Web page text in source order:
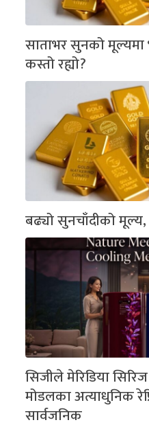
साताभर सुनको मूल्यमा
कस्तो रह्यो?
बढ्यो सुनचाँदीको
सिजीले मेरिडिया
मोडलका अत्याधुनिक
सार्वजनिक